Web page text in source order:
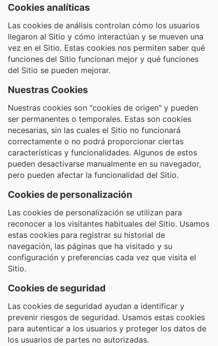
Cookies analíticas
Las cookies de análisis controlan cómo los usuarios
llegaron al Sitio y cómo interactúan y se mueven una
vez en el Sitio. Estas cookies nos permiten saber qué
funciones del Sitio funcionan mejor y qué funciones
del Sitio se pueden mejorar.
Nuestras Cookies
Nuestras cookies son "cookies de origen" y pueden
ser permanentes o temporales. Estas son cookies
necesarias, sin las cuales el Sitio no funcionará
correctamente o no podrá proporcionar ciertas
características y funcionalidades. Algunos de estos
pueden desactivarse manualmente en su navegador,
pero pueden afectar la funcionalidad del Sitio.
Cookies de personalización
Las cookies de personalización se utilizan para
reconocer a los visitantes habituales del Sitio. Usamos
estas cookies para registrar su historial de
navegación, las páginas que ha visitado y su
configuración y preferencias cada vez que visita el
Sitio.
Cookies de seguridad
Las cookies de seguridad ayudan a identificar y
prevenir riesgos de seguridad. Usamos estas cookies
para autenticar a los usuarios y proteger los datos de
los usuarios de partes no autorizadas.